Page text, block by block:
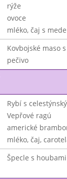
rýže
ovoce
mléko, čaj s
Kovbojské maso
pečivo
Rybí s
Vepřové ragú
americké
mléko, čaj,
Špecle s